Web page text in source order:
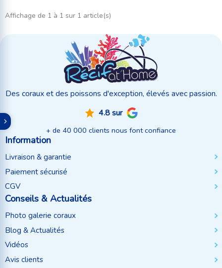
Affichage de 1 à 1 sur 1 article(s)
Des coraux et des poissons d'exception, élevés avec passion.
4.8 sur
+ de 40 000 clients nous font confiance
Information
Livraison & garantie
Paiement sécurisé
CGV
Conseils & Actualités
Photo galerie coraux
Blog & Actualités
Vidéos
Avis clients